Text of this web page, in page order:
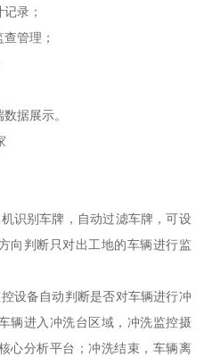
录；
管理；
据展示。
识别车牌，自动过滤车牌，可设
向判断只对出工地的车辆进行监
设备自动判断是否对车辆进行冲
辆进入冲洗台区域，冲洗监控摄
心分析平台；冲洗结束，车辆离